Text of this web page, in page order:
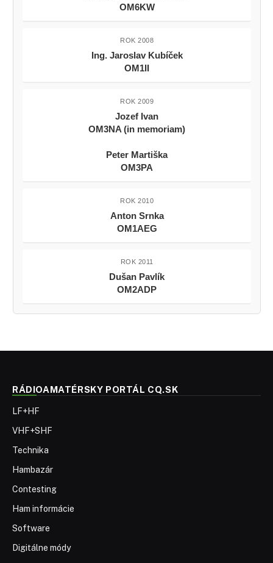
OM6KW
ROK 2008
Ing. Jaroslav Kubíček
OM1II
ROK 2009
Jozef Ivan
OM3NA (in memoriam)
Peter Martiška
OM3PA
ROK 2010
Anton Srnka
OM1AEG
ROK 2011
Dušan Pavlík
OM2ADP
RÁDIOAMATÉRSKY PORTÁL CQ.SK
LF+HF
VHF+SHF
Technika
Hambazár
Contesting
Ham informácie
Software
Digitálne módy